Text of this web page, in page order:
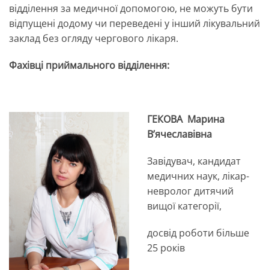
відділення за медичної допомогою, не можуть бути
відпущені додому чи переведені у інший лікувальний
заклад без огляду чергового лікаря.
Фахівці приймального відділення:
ГЕКОВА Марина
В’ячеславівна
Завідувач, кандидат
медичних наук, лікар-
невролог дитячий
вищої категорії,
досвід роботи більше
25 років